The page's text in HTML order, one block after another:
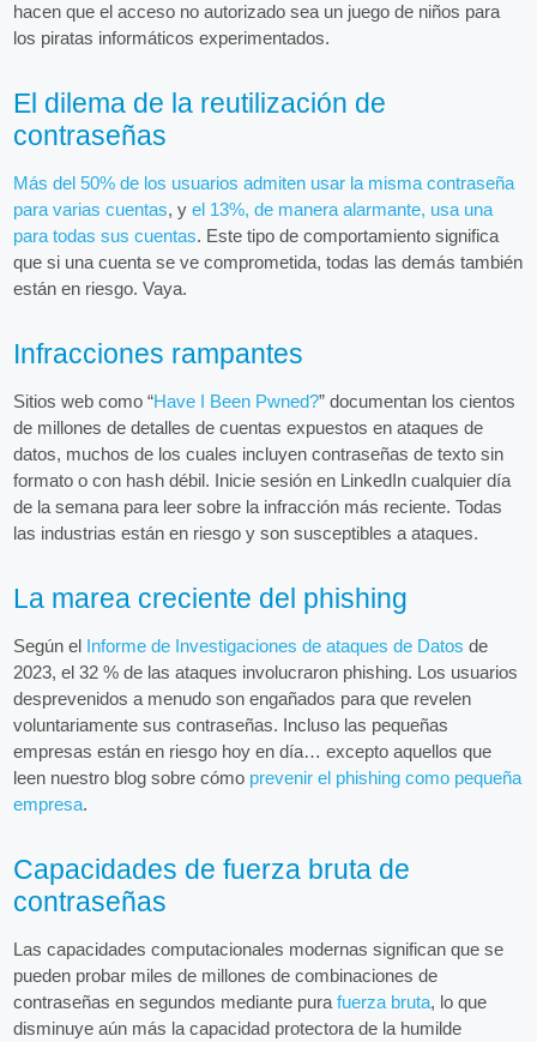
hacen que el acceso no autorizado sea un juego de niños para
los piratas informáticos experimentados.
El dilema de la reutilización de
contraseñas
Más del 50% de los usuarios admiten usar la misma contraseña
para varias cuentas, yel 13%, de manera alarmante, usa una
para todas sus cuentas. Este tipo de comportamiento significa
que si una cuenta se ve comprometida, todas las demás también
están en riesgo. Vaya.
Infracciones rampantes
Sitios web como “Have I Been Pwned?” documentan los cientos
de millones de detalles de cuentas expuestos en ataques de
datos, muchos de los cuales incluyen contraseñas de texto sin
formato o con hash débil. Inicie sesión en LinkedIn cualquier día
de la semana para leer sobre la infracción más reciente. Todas
las industrias están en riesgo y son susceptibles a ataques.
La marea creciente del phishing
Según el Informe de Investigaciones de ataques de Datos de
2023, el 32 % de las ataques involucraron phishing. Los usuarios
desprevenidos a menudo son engañados para que revelen
voluntariamente sus contraseñas. Incluso las pequeñas
empresas están en riesgo hoy en día… excepto aquellos que
leen nuestro blog sobre cómo prevenir el phishing como pequeña
empresa.
Capacidades de fuerza bruta de
contraseñas
Las capacidades computacionales modernas significan que se
pueden probar miles de millones de combinaciones de
contraseñas en segundos mediante purafuerza bruta, lo que
disminuye aún más la capacidad protectora de la humilde